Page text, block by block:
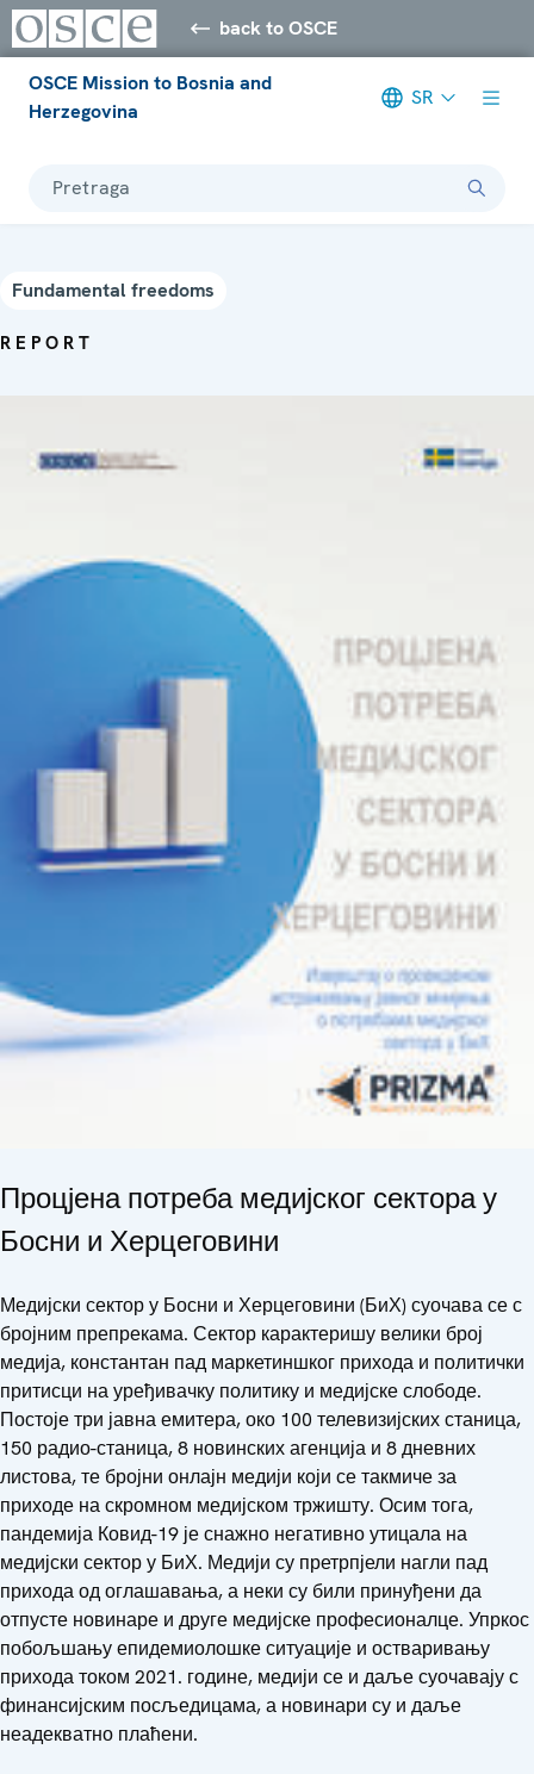
back to OSCE
OSCE Mission to Bosnia and
Herzegovina
SR
Pretraga
Fundamental freedoms
REPORT
Процјена потреба медијског сектора у
Босни и Херцеговини
Медијски сектор у Босни и Херцеговини (БиХ) суочава се с
бројним препрекама. Сектор карактеришу велики број
медија, константан пад маркетиншког прихода и политички
притисци на уређивачку политику и медијске слободе.
Постоје три јавна емитера, око 100 телевизијских станица,
150 радио-станица, 8 новинских агенција и 8 дневних
листова, те бројни онлајн медији који се такмиче за
приходе на скромном медијском тржишту. Осим тога,
пандемија Ковид-19 је снажно негативно утицала на
медијски сектор у БиХ. Медији су претрпјели нагли пад
прихода од оглашавања, а неки су били принуђени да
отпусте новинаре и друге медијске професионалце. Упркос
побољшању епидемиолошке ситуације и остваривању
прихода током 2021. године, медији се и даље суочавају с
финансијским посљедицама, а новинари су и даље
неадекватно плаћени.